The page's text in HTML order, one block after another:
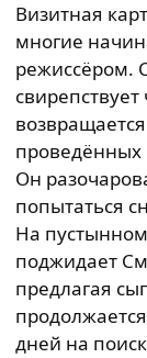
Визитная
многие
режиссёром.
проведённых
Он
попытаться
На
поджидает
предлагая
дней на